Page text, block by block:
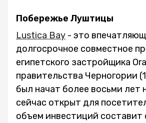
Побережье Луштицы
Lustica Bay - это
долгосрочное совместное
египетского застройщика
правительства Черногории
был начат более восьми лет
сейчас открыт для
объем инвестиций составит